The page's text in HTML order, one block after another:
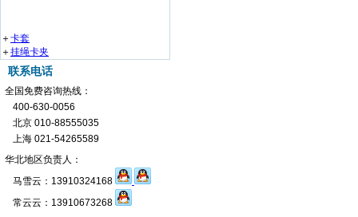
＋卡套
＋挂绳卡夹
联系电话
全国免费咨询热线：
400-630-0056
北京 010-88555035
上海 021-54265589
华北地区负责人：
马雪云：13910324168
常云云：13910673268